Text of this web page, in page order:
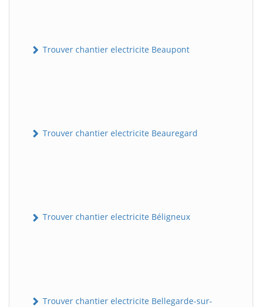
Trouver chantier electricite Beaupont
Trouver chantier electricite Beauregard
Trouver chantier electricite Béligneux
Trouver chantier electricite Bellegarde-sur-